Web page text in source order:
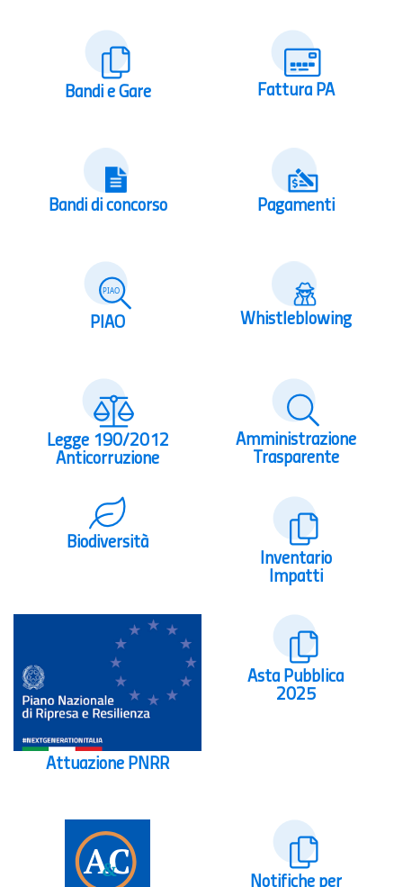
Bandi e Gare Fattura PA
Bandi di concorso Pagamenti
PIAO Whistleblowing
Legge 190/2012
Anticorruzione
Amministrazione
Trasparente
Biodiversità
Inventario
Impatti
Attuazione PNRR
Asta Pubblica
2025
Notifiche per